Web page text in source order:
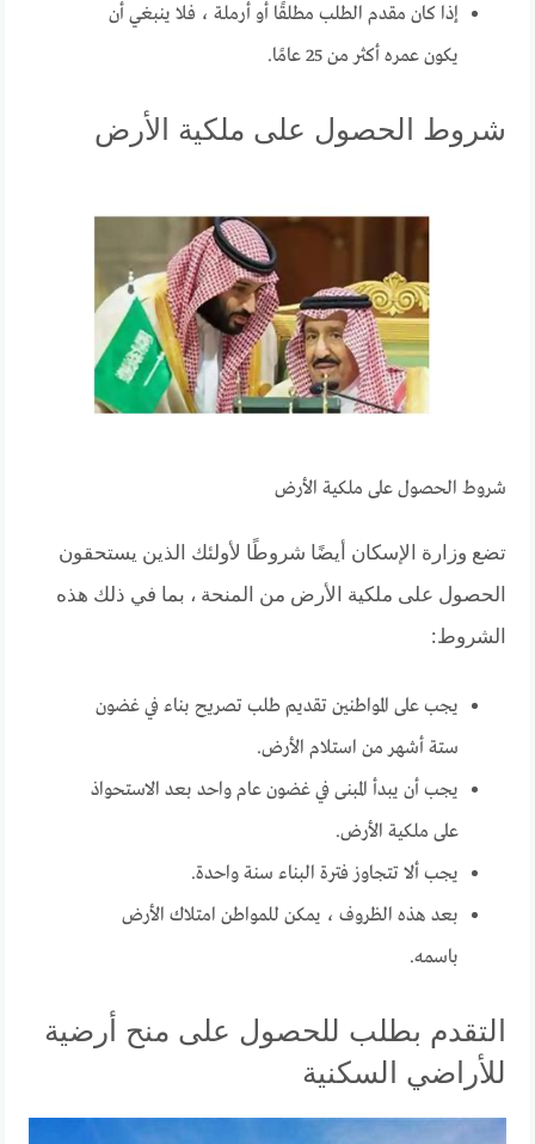
إذا كان مقدم الطلب مطلقًا أو أرملة ، فلا ينبغي أن
يكون عمره أكثر من 25 عامًا.
شروط الحصول على ملكية الأرض
شروط الحصول على ملكية الأرض
تضع وزارة الإسكان أيضًا شروطًا لأولئك الذين يستحقون
الحصول على ملكية الأرض من المنحة ، بما في ذلك هذه
الشروط:
يجب على المواطنين تقديم طلب تصريح بناء في غضون
ستة أشهر من استلام الأرض.
يجب أن يبدأ المبنى في غضون عام واحد بعد الاستحواذ
على ملكية الأرض.
يجب ألا تتجاوز فترة البناء سنة واحدة.
بعد هذه الظروف ، يمكن للمواطن امتلاك الأرض
باسمه.
التقدم بطلب للحصول على منح أرضية
للأراضي السكنية